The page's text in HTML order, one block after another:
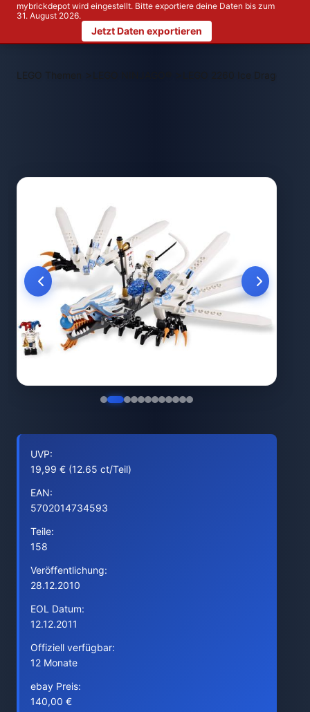
mybrickdepot wird eingestellt. Bitte exportiere deine Daten bis zum
31. August 2026.
Jetzt Daten exportieren
LEGO Themen > LEGO 2260 Ice Dragon
UVP:
19,99 € (12.65 ct/Teil)
EAN:
5702014734593
Teile:
158
Veröffentlichung:
28.12.2010
EOL Datum:
12.12.2011
Offiziell verfügbar:
12 Monate
ebay Preis:
140,00 €